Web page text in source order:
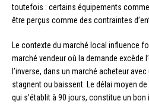
toutefois : certains équipements
être perçus comme des contraintes
Le contexte du marché local influence
marché vendeur où la demande excède
l’inverse, dans un marché acheteur
stagnent ou baissent. Le délai moyen de
qui s’établit à 90 jours, constitue un